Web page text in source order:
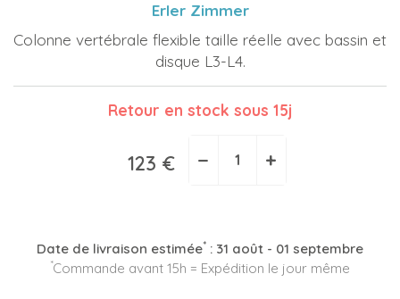
Erler Zimmer
Colonne vertébrale flexible taille réelle avec bassin et
disque L3-L4.
Retour en stock sous 15j
123 € − +
Date de livraison estimée* : 31 août - 01 septembre
*Commande avant 15h = Expédition le jour même